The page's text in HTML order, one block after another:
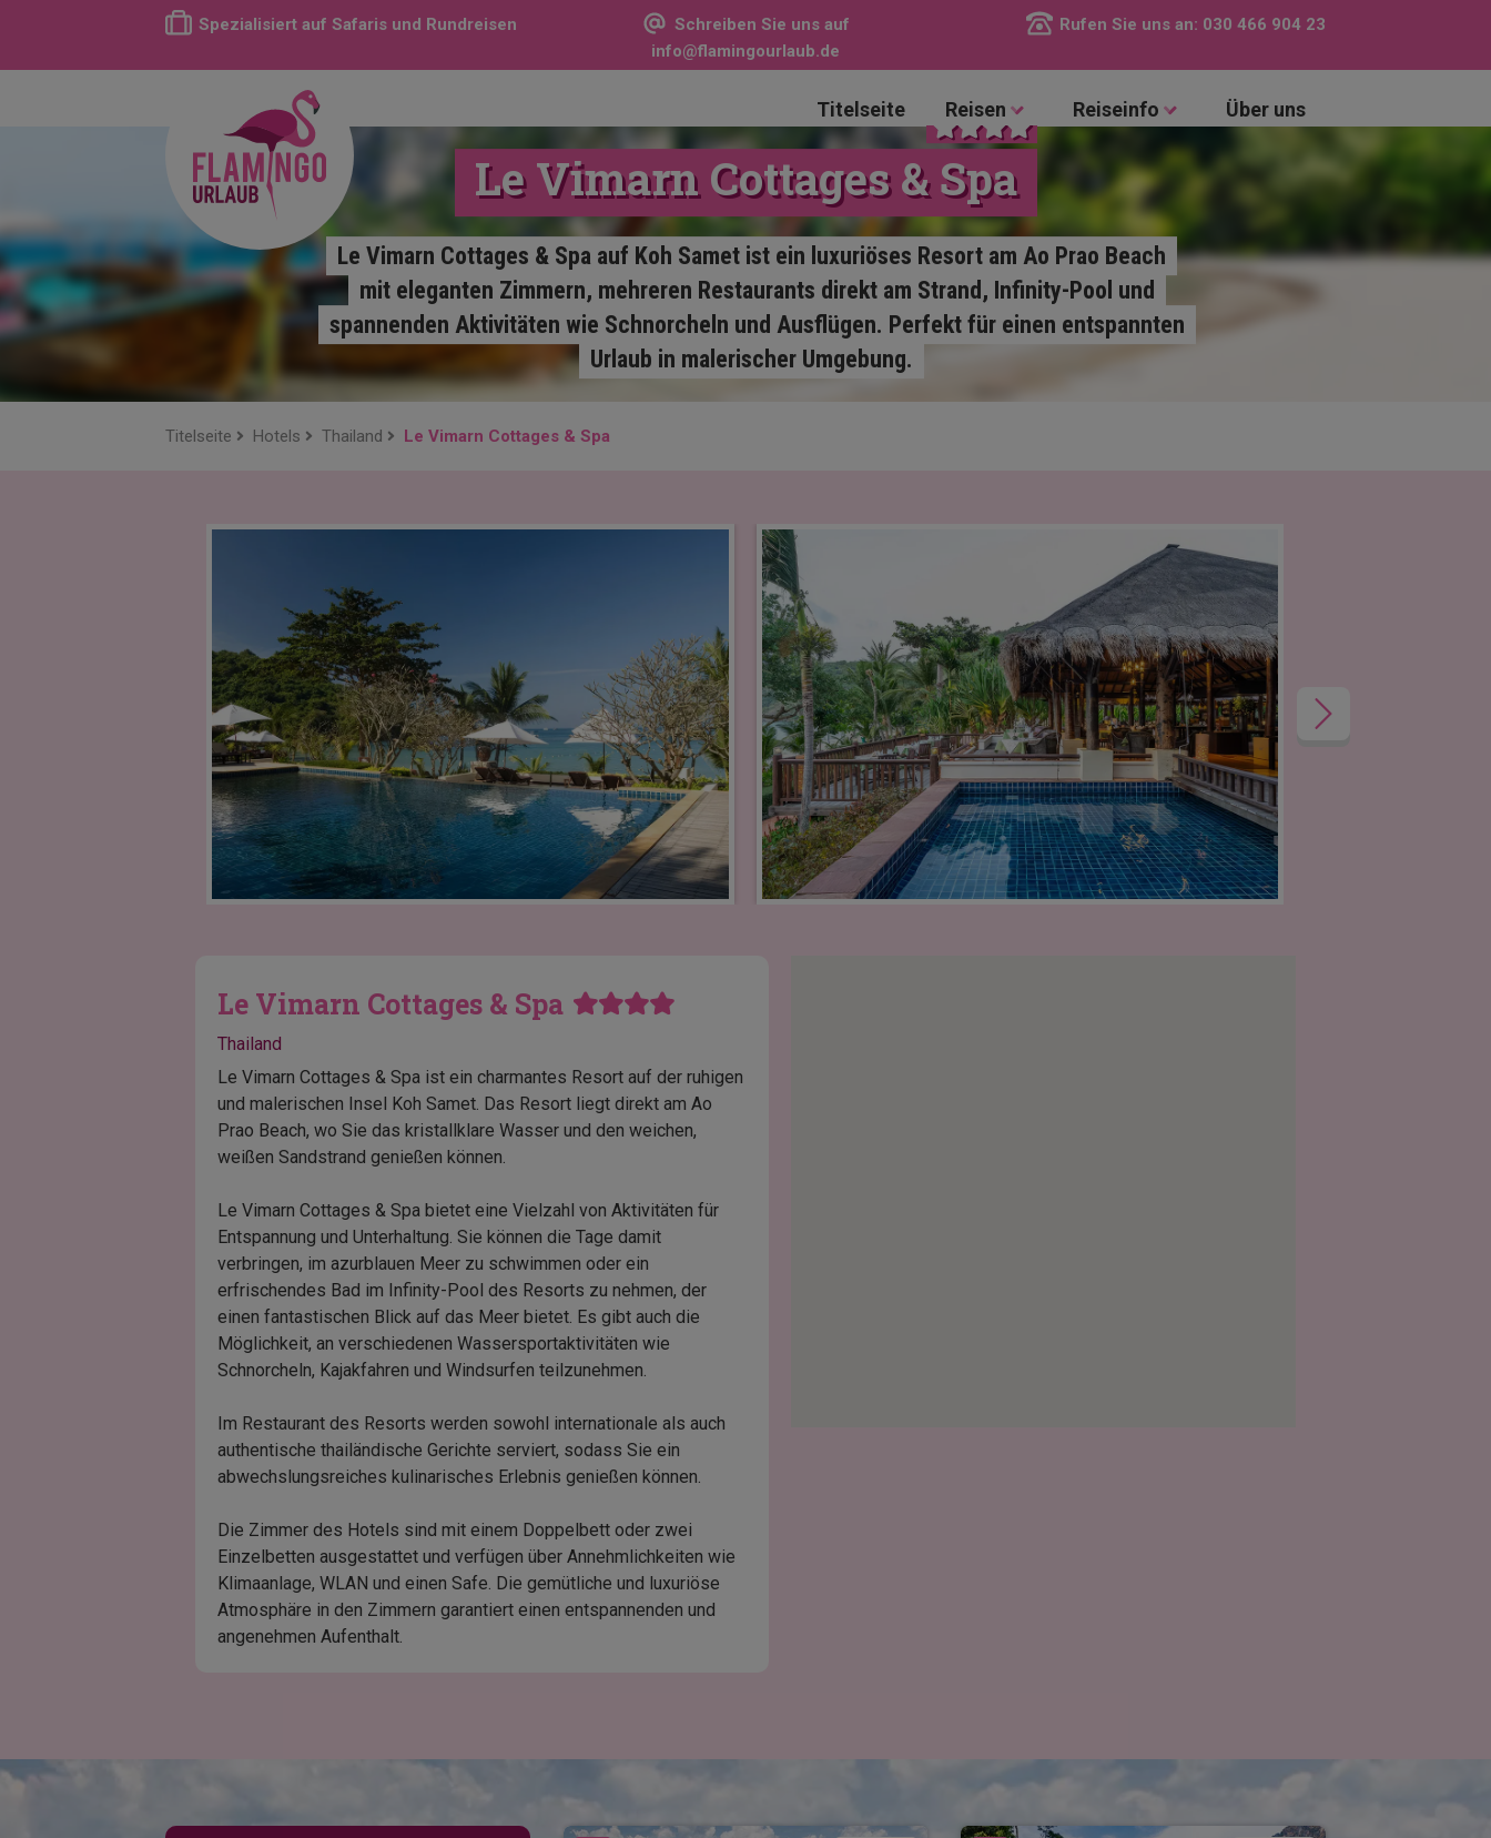
Spezialisiert auf Safaris und Rundreisen
Schreiben Sie uns auf
info@flamingourlaub.de
Rufen Sie uns an: 030 466 904 23
Titelseite Reisen Reiseinfo Über uns
Le Vimarn Cottages & Spa
Le Vimarn Cottages & Spa auf Koh Samet ist ein luxuriöses Resort am Ao Prao Beach
mit eleganten Zimmern, mehreren Restaurants direkt am Strand, Infinity-Pool und
spannenden Aktivitäten wie Schnorcheln und Ausflügen. Perfekt für einen entspannten
Urlaub in malerischer Umgebung.
Titelseite Hotels Thailand Le Vimarn Cottages & Spa
Le Vimarn Cottages & Spa
Thailand
Le Vimarn Cottages & Spa ist ein charmantes Resort auf der ruhigen
und malerischen Insel Koh Samet. Das Resort liegt direkt am Ao
Prao Beach, wo Sie das kristallklare Wasser und den weichen,
weißen Sandstrand genießen können.
Le Vimarn Cottages & Spa bietet eine Vielzahl von Aktivitäten für
Entspannung und Unterhaltung. Sie können die Tage damit
verbringen, im azurblauen Meer zu schwimmen oder ein
erfrischendes Bad im Infinity-Pool des Resorts zu nehmen, der
einen fantastischen Blick auf das Meer bietet. Es gibt auch die
Möglichkeit, an verschiedenen Wassersportaktivitäten wie
Schnorcheln, Kajakfahren und Windsurfen teilzunehmen.
Im Restaurant des Resorts werden sowohl internationale als auch
authentische thailändische Gerichte serviert, sodass Sie ein
abwechslungsreiches kulinarisches Erlebnis genießen können.
Die Zimmer des Hotels sind mit einem Doppelbett oder zwei
Einzelbetten ausgestattet und verfügen über Annehmlichkeiten wie
Klimaanlage, WLAN und einen Safe. Die gemütliche und luxuriöse
Atmosphäre in den Zimmern garantiert einen entspannenden und
angenehmen Aufenthalt.